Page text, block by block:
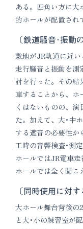
ある。四角い方に大
的ホールが配置され
〔鉄道騒音･振動
敷地がJR軌道に近
走行騒音と振動を測
討を行った。その結
車することから、ホ
くはないものの、
た。加えて、大･中
する遮音の必要性か
工時の音響検査･測
ホールではJR電車
ホールでは全く聞こ
〔同時使用に対す
大ホール舞台背後の
と大･小の練習室が